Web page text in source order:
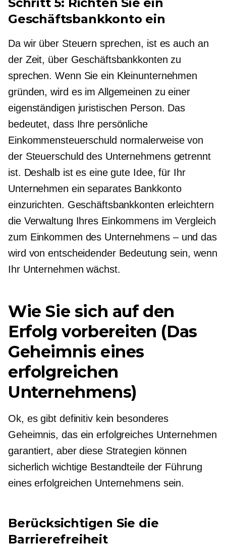
Geschäftsbankkonto ein
Da wir über Steuern sprechen, ist es auch an
der Zeit, über Geschäftsbankkonten zu
sprechen. Wenn Sie ein Kleinunternehmen
gründen, wird es im Allgemeinen zu einer
eigenständigen juristischen Person. Das
bedeutet, dass Ihre persönliche
Einkommensteuerschuld normalerweise von
der Steuerschuld des Unternehmens getrennt
ist. Deshalb ist es eine gute Idee, für Ihr
Unternehmen ein separates Bankkonto
einzurichten. Geschäftsbankkonten erleichtern
die Verwaltung Ihres Einkommens im Vergleich
zum Einkommen des Unternehmens – und das
wird von entscheidender Bedeutung sein, wenn
Ihr Unternehmen wächst.
Wie Sie sich auf den
Erfolg vorbereiten (Das
Geheimnis eines
erfolgreichen
Unternehmens)
Ok, es gibt definitiv kein besonderes
Geheimnis, das ein erfolgreiches Unternehmen
garantiert, aber diese Strategien können
sicherlich wichtige Bestandteile der Führung
eines erfolgreichen Unternehmens sein.
Berücksichtigen Sie die
Barrierefreiheit